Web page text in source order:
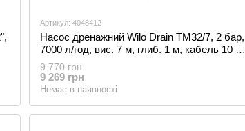
Артикул: 4048412
Насос дренажний Wilo Drain TM32/7, 2 бар,
7000 л/год, вис. 7 м, глиб. 1 м, кабель 10 м,
0,25 кВт, 230 V 4048412 - Уцінка
9 770 грн
9 269 грн
Немає в наявності